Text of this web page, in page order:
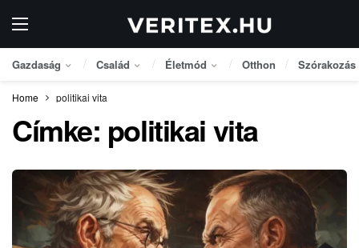
Gazdaság Család Életmód Otthon Szórakozás
Home politikai vita
Címke: politikai vita